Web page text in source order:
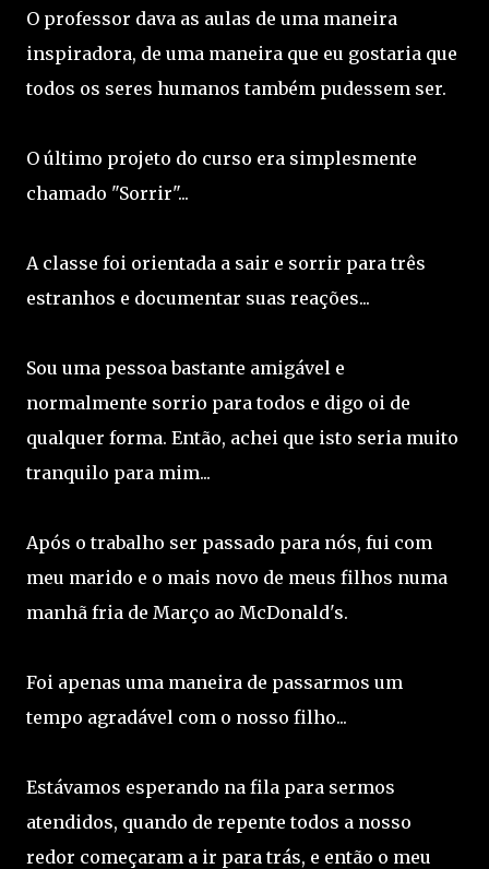
O professor dava as aulas de uma maneira
inspiradora, de uma maneira que eu gostaria que
todos os seres humanos também pudessem ser.
O último projeto do curso era simplesmente
chamado "Sorrir"...
A classe foi orientada a sair e sorrir para três
estranhos e documentar suas reações...
Sou uma pessoa bastante amigável e
normalmente sorrio para todos e digo oi de
qualquer forma. Então, achei que isto seria muito
tranquilo para mim...
Após o trabalho ser passado para nós, fui com
meu marido e o mais novo de meus filhos numa
manhã fria de Março ao McDonald's.
Foi apenas uma maneira de passarmos um
tempo agradável com o nosso filho...
Estávamos esperando na fila para sermos
atendidos, quando de repente todos a nosso
redor começaram a ir para trás, e então o meu